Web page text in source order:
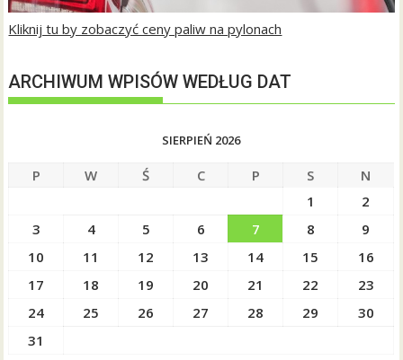
Kliknij tu by zobaczyć ceny paliw na pylonach
ARCHIWUM WPISÓW WEDŁUG DAT
SIERPIEŃ 2026
P W Ś C P S
N
1
2
3
4 5 6 7 8
9
10
11 12 13 14 15
16
17
18 19 20 21 22
23
24
25 26 27 28 29
30
31